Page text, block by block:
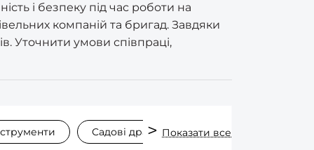
і безпеку під час роботи на
компаній та бригад. Завдяки
Уточнити умови співпраці,
Садові драбини Стремянки
Показати все